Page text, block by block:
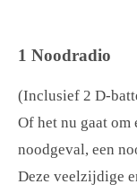
1 Noodradio
(Inclusief 2 D-
Of het nu gaat om
noodgeval, een
Deze veelzijdige